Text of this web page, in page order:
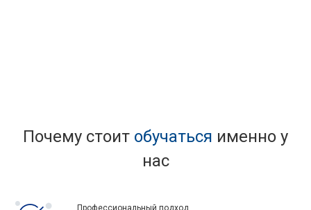
Почему стоит обучаться именно у
нас